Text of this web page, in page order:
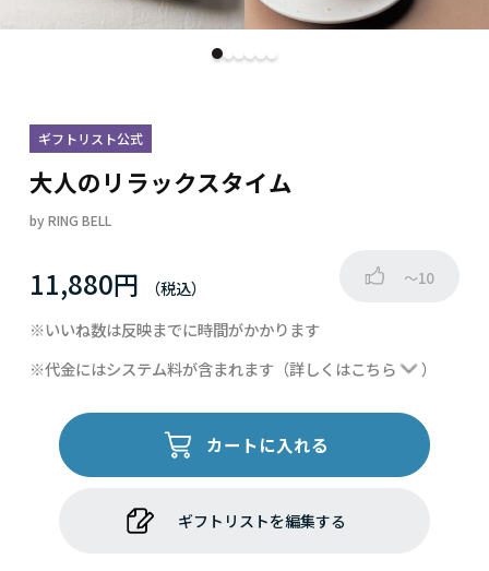
ギフトリスト公式
大人のリラックスタイム
byRING BELL
11,880円 ～10
※いいね数は反映までに時間がかかります
※代金にはシステム料が含まれます（詳しくはこちら ）
カートに入れる
ギフトリストを編集する